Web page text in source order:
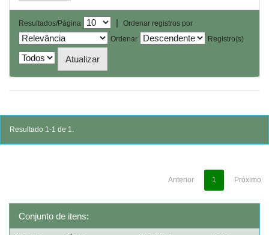
Resultados/Página |
Ordenar registros por
Ordenar
Registro(s)
Resultado 1-1 de 1.
Anterior 1 Próximo
Conjunto de itens: